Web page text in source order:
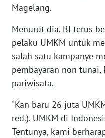
Magelang.
Menurut dia, BI terus
pelaku UMKM untuk
salah satu kampanye
pembayaran non tunai,
pariwisata.
"Kan baru 26 juta
red.). UMKM di
Tentunya, kami
REDAKSI
KARIR
DISCLAIMER
News
Regional